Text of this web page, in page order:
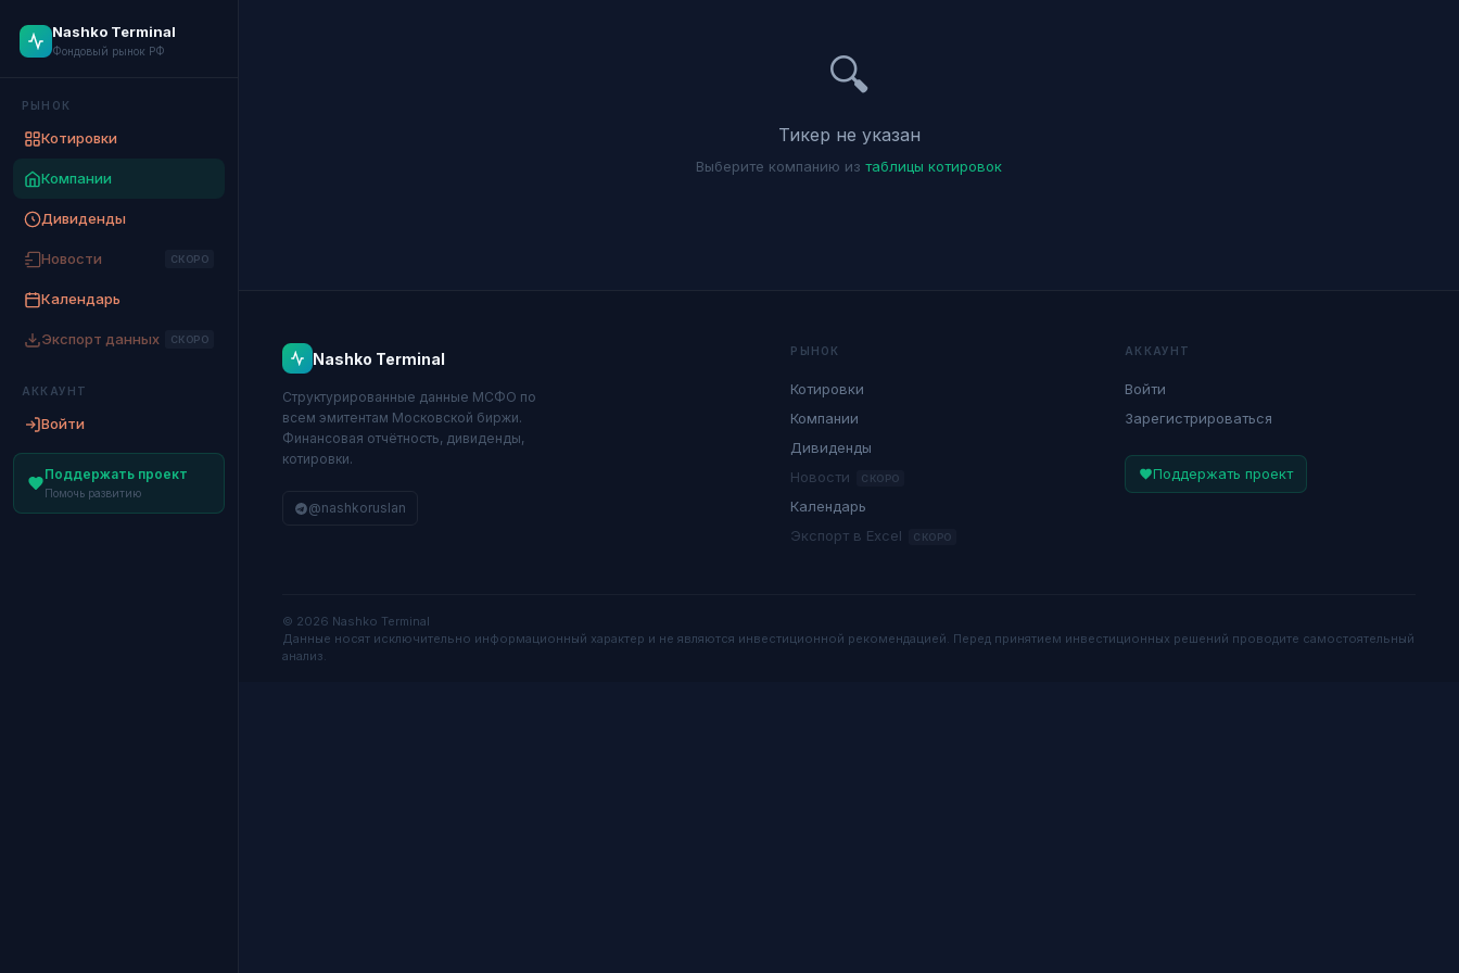
Nashko Terminal
Фондовый рынок РФ
РЫНОК
Котировки
Компании
Дивиденды
Новости СКОРО
Календарь
Экспорт данных СКОРО
АККАУНТ
Войти
Поддержать проект
Помочь развитию
🔍
Тикер не указан
Выберите компанию из таблицы котировок
Nashko Terminal
Структурированные данные МСФО по
всем эмитентам Московской биржи.
Финансовая отчётность, дивиденды,
котировки.
@nashkoruslan
РЫНОК
Котировки
Компании
Дивиденды
Новости
СКОРО
Календарь
Экспорт в Excel
СКОРО
АККАУНТ
Войти
Зарегистрироваться
Поддержать проект
© 2026 Nashko Terminal
Данные носят исключительно информационный характер и не являются инвестиционной рекомендацией. Перед принятием инвестиционных решений проводите самостоятельный
анализ.